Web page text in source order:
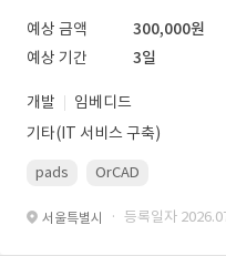
예상 금액
300,000원
예상 기간
3일
개발
임베디드
기타(IT 서비스 구축)
pads OrCAD
서울특별시 · 등록일자